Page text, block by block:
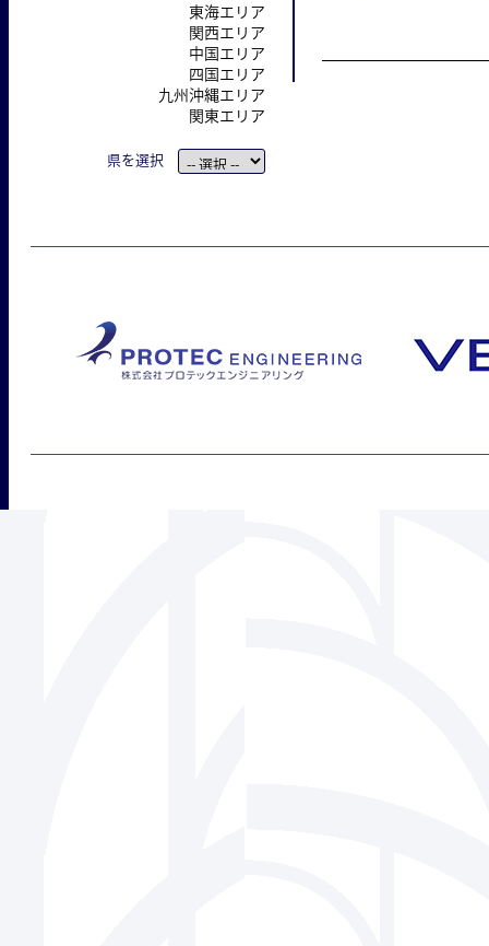
東海エリア
関西エリア
中国エリア
四国エリア
九州沖縄エリア
関東エリア
県を選択